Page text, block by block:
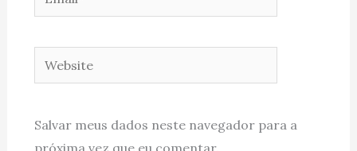
Website
Salvar meus dados neste navegador para a